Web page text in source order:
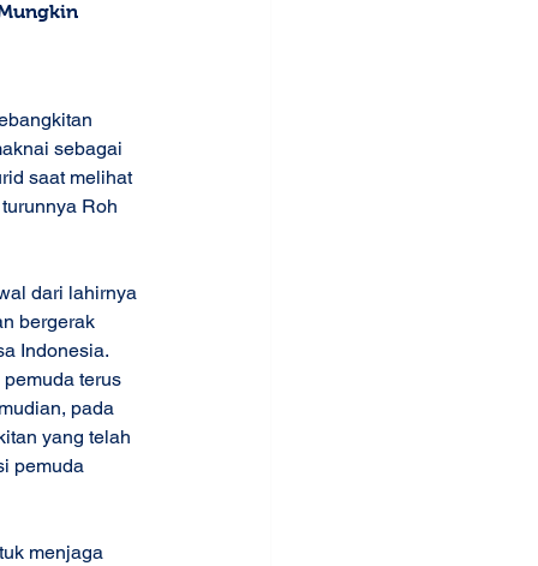
sebagai
saat melihat
Roh
dari lahirnya
bergerak
Indonesia.
terus
pada
yang telah
pemuda
menjaga